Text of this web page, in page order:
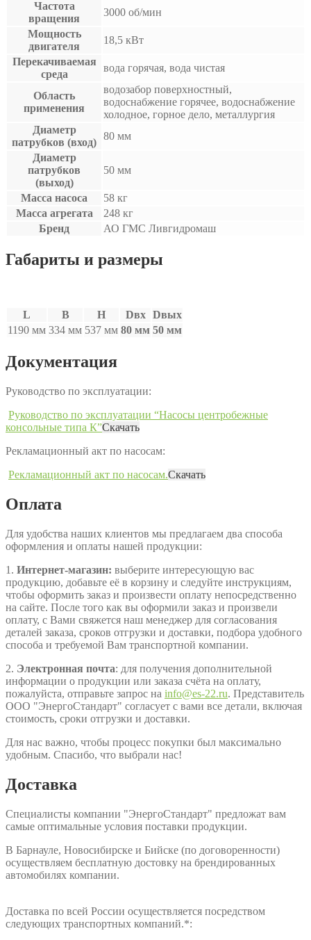
Частота
вращения
3000 об/мин
Мощность
двигателя
18,5 кВт
Перекачиваемая
среда
вода горячая, вода чистая
Область
применения
водозабор поверхностный,
водоснабжение горячее, водоснабжение
холодное, горное дело, металлургия
Диаметр
патрубков (вход)
80 мм
Диаметр
патрубков
(выход)
50 мм
Масса насоса
58 кг
Масса агрегата
248 кг
Бренд
АО ГМС Ливгидромаш
Габариты и размеры
L B H Dвх
Dвых
1190 мм 334 мм 537 мм 80 мм 50 мм
Документация
Руководство по эксплуатации:
Руководство по эксплуатации “Насосы центробежные
консольные типа К”Скачать
Рекламационный акт по насосам:
Рекламационный акт по насосам.Скачать
Оплата
Для удобства наших клиентов мы предлагаем два способа
оформления и оплаты нашей продукции:
1. Интернет-магазин: выберите интересующую вас
продукцию, добавьте её в корзину и следуйте инструкциям,
чтобы оформить заказ и произвести оплату непосредственно
на сайте. После того как вы оформили заказ и произвели
оплату, с Вами свяжется наш менеджер для согласования
деталей заказа, сроков отгрузки и доставки, подбора удобного
способа и требуемой Вам транспортной компании.
2. Электронная почта: для получения дополнительной
информации о продукции или заказа счёта на оплату,
пожалуйста, отправьте запрос на info@es-22.ru. Представитель
ООО "ЭнергоСтандарт" согласует с вами все детали, включая
стоимость, сроки отгрузки и доставки.
Для нас важно, чтобы процесс покупки был максимально
удобным. Спасибо, что выбрали нас!
Доставка
Специалисты компании "ЭнергоСтандарт" предложат вам
самые оптимальные условия поставки продукции.
В Барнауле, Новосибирске и Бийске (по договоренности)
осуществляем бесплатную достовку на брендированных
автомобилях компании.
Доставка по всей России осуществляется посредством
следующих транспортных компаний.*: